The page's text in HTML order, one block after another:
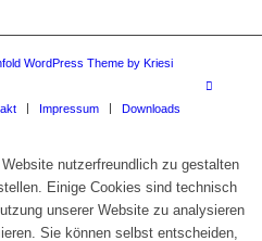
WordPress Theme by Kriesi
Impressum
Downloads
nutzerfreundlich zu gestalten
Einige Cookies sind technisch
unserer Website zu analysieren
Sie können selbst entscheiden,